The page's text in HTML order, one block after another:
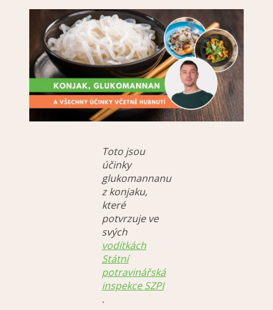
Toto jsou
účinky
glukomannanu
z konjaku,
které
potvrzuje ve
svých
vodítkách
Státní
potravinářská
inspekce SZPI
.